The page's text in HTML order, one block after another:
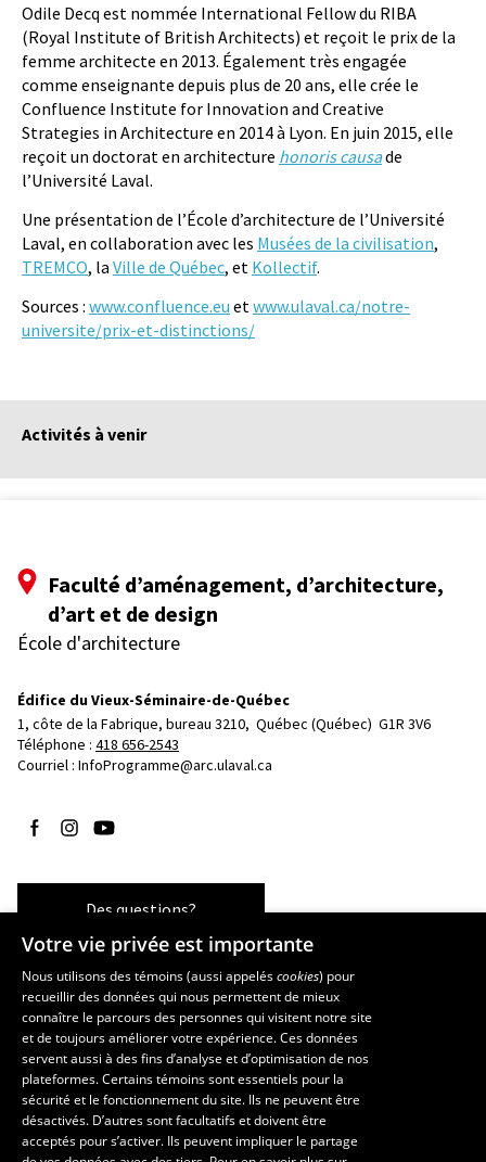
Odile Decq est nommée International Fellow du RIBA
(Royal Institute of British Architects) et reçoit le prix de la
femme architecte en 2013. Également très engagée
comme enseignante depuis plus de 20 ans, elle crée le
Confluence Institute for Innovation and Creative
Strategies in Architecture en 2014 à Lyon. En juin 2015, elle
reçoit un doctorat en architecture honoris causade
l’Université Laval.
Une présentation de l’École d’architecture de l’Université
Laval, en collaboration avec les Musées de la civilisation,
TREMCO, la Ville de Québec, et Kollectif.
Sources : www.confluence.eu et www.ulaval.ca/notre-
universite/prix-et-distinctions/
Activités à venir
Faculté d’aménagement, d’architecture,
d’art et de design
École d'architecture
Édifice du Vieux-Séminaire-de-Québec
1, côte de la Fabrique, bureau 3210, Québec (Québec)  G1R 3V6
Téléphone : 418 656-2543
Courriel : InfoProgramme@arc.ulaval.ca
Suivez-nous sur Facebook
Suivez-nous sur Instagram
Suivez-nous sur YouTube
Des questions?
Les écoles et la recherche
École d’art
École supérieure d’aménagement du territoire et de développement
régional
École de design
Centre de recherche en aménagement et développement
Votre vie privée est importante
Nous utilisons des témoins (aussi appeléscookies) pour
recueillir des données qui nous permettent de mieux
connaître le parcours des personnes qui visitent notre site
et de toujours améliorer votre expérience. Ces données
servent aussi à des fins d’analyse et d’optimisation de nos
plateformes. Certains témoins sont essentiels pour la
sécurité et le fonctionnement du site. Ils ne peuvent être
désactivés. D’autres sont facultatifs et doivent être
acceptés pour s’activer. Ils peuvent impliquer le partage